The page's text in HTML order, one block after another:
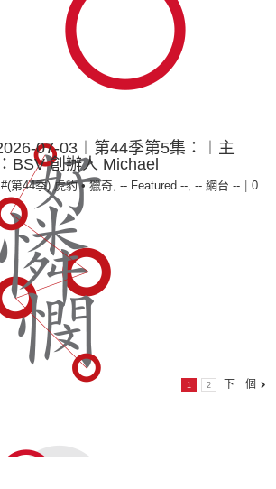
07-03︱第44季第5集：︱主
BSV 創辦人 Michael
#(第44季) 虎豹 • 獵奇, -- Featured --, -- 網台 --
0
1 2 下一個